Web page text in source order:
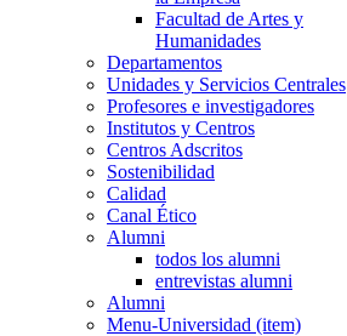
Facultad de Artes y
Humanidades
Departamentos
Unidades y Servicios Centrales
Profesores e investigadores
Institutos y Centros
Centros Adscritos
Sostenibilidad
Calidad
Canal Ético
Alumni
todos los alumni
entrevistas alumni
Alumni
Menu-Universidad (item)